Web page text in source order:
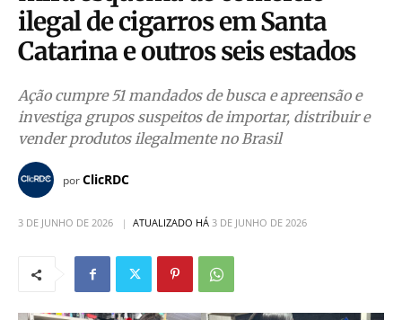
ilegal de cigarros em Santa
Catarina e outros seis estados
Ação cumpre 51 mandados de busca e apreensão e
investiga grupos suspeitos de importar, distribuir e
vender produtos ilegalmente no Brasil
porClicRDC
3 DE JUNHO DE 2026 ATUALIZADO HÁ 3 DE JUNHO DE 2026